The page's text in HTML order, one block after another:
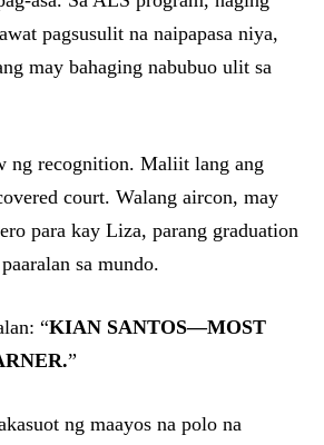
pagsusulit na naipapasa niya,
may bahaging nabubuo ulit sa
ng recognition. Maliit lang ang
court. Walang aircon, may
para kay Liza, parang graduation
sa mundo.
“KIAN SANTOS—MOST
”
ng maayos na polo na